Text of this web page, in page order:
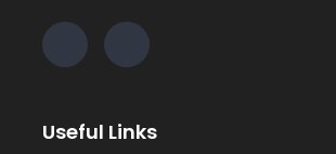
Useful Links